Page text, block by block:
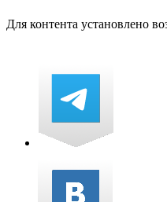
Для контента установлено